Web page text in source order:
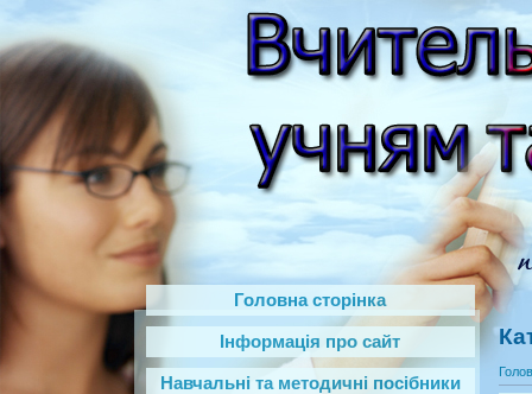
Головна сторінка
Інформація про сайт
Навчальні та методичні посібники